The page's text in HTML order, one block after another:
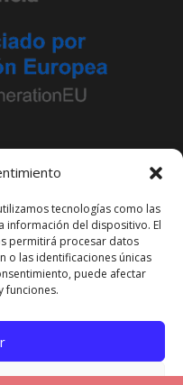
tecnologías como las
información del dispositivo. El
permitirá procesar datos
o las identificaciones únicas
puede afectar
funciones.